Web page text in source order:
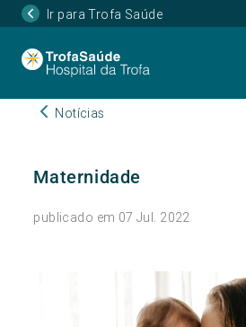
Ir para Trofa Saúde
Notícias
Maternidade
publicado em 07 Jul. 2022